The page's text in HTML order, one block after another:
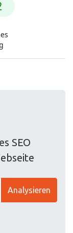
SEO
Analysieren